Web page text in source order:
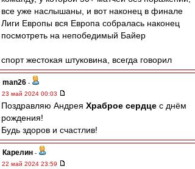
все уже наслышаны, и вот наконец в финале
Лиги Европы вся Европа собралась наконец
посмотреть на непобедимый Байер
спорт жестокая штуковина, всегда говорил
man26 -
23 май 2024 00:03
Поздравляю Андрея Храброе сердце с днём
рождения!
Будь здоров и счастлив!
Карелин -
22 май 2024 23:59